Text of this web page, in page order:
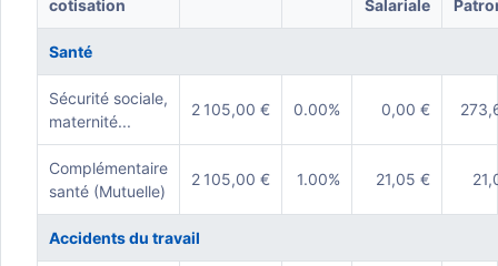
cotisation Salariale
Santé
Sécurité sociale,
maternité...
2 105,00 € 0.00% 0,00 €
Complémentaire
santé (Mutuelle)
2 105,00 € 1.00% 21,05 €
Accidents du travail